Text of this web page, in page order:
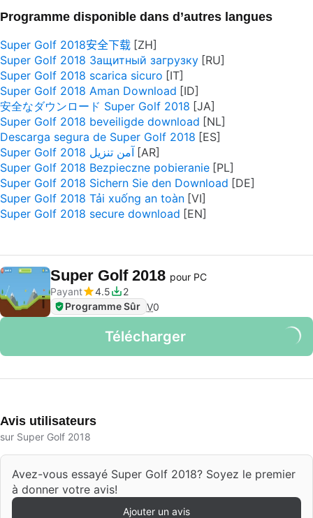
Programme disponible dans d’autres langues
Super Golf 2018安全下载
Super Golf 2018 Защитный загрузку
Super Golf 2018 scarica sicuro
Super Golf 2018 Aman Download
安全なダウンロード Super Golf 2018
Super Golf 2018 beveiligde download
Descarga segura de Super Golf 2018
Super Golf 2018 آمن تنزيل
Super Golf 2018 Bezpieczne pobieranie
Super Golf 2018 Sichern Sie den Download
Super Golf 2018 Tải xuống an toàn
Super Golf 2018 secure download
Super Golf 2018 pour PC
Payant
4.5
2
Programme Sûr V0
Télécharger
Avis utilisateurs
sur Super Golf 2018
Avez-vous essayé Super Golf 2018? Soyez le premier
à donner votre avis!
Ajouter un avis